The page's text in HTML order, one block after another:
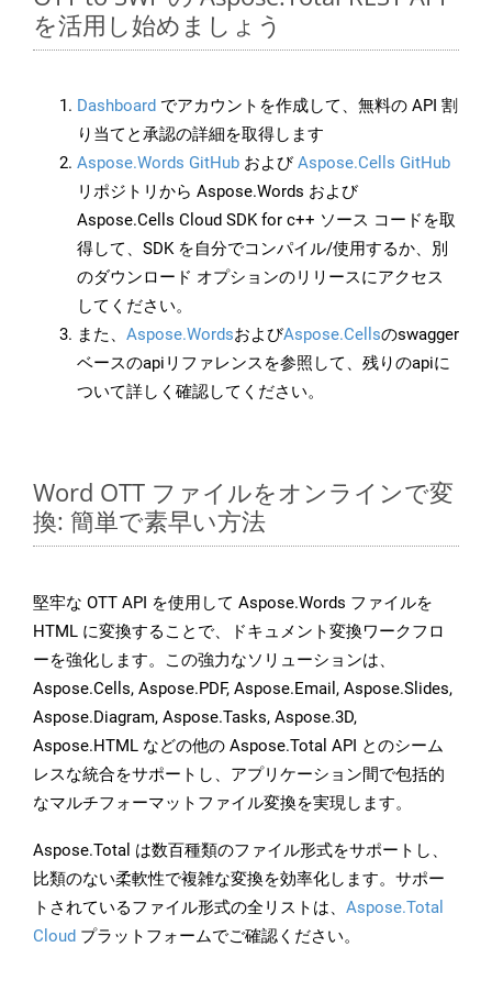
を活用し始めましょう
Dashboard でアカウントを作成して、無料の API 割
り当てと承認の詳細を取得します
Aspose.Words GitHub およびAspose.Cells GitHub
リポジトリから Aspose.Words および
Aspose.Cells Cloud SDK for c++ ソース コードを取
得して、SDK を自分でコンパイル/使用するか、別
のダウンロード オプションのリリースにアクセス
してください。
また、 Aspose.WordsおよびAspose.Cellsのswagger
ベースのapiリファレンスを参照して、残りのapiに
ついて詳しく確認してください。
Word OTT ファイルをオンラインで変
換: 簡単で素早い方法
堅牢な OTT API を使用して Aspose.Words ファイルを
HTML に変換することで、ドキュメント変換ワークフロ
ーを強化します。この強力なソリューションは、
Aspose.Cells, Aspose.PDF, Aspose.Email, Aspose.Slides,
Aspose.Diagram, Aspose.Tasks, Aspose.3D,
Aspose.HTML などの他の Aspose.Total API とのシーム
レスな統合をサポートし、アプリケーション間で包括的
なマルチフォーマットファイル変換を実現します。
Aspose.Total は数百種類のファイル形式をサポートし、
比類のない柔軟性で複雑な変換を効率化します。サポー
トされているファイル形式の全リストは、 Aspose.Total
Cloud プラットフォームでご確認ください。